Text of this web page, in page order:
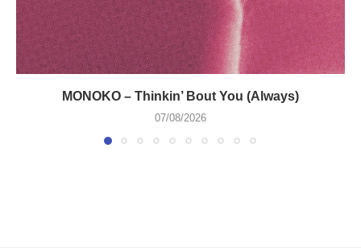
MONOKO – Thinkin’ Bout You (Always)
07/08/2026